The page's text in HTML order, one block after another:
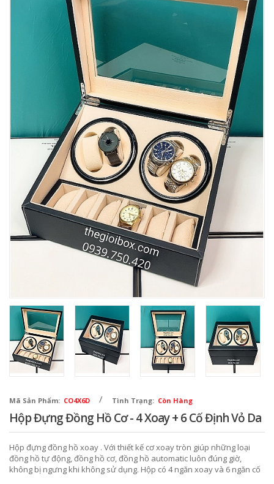
Mã Sản Phẩm: CO4X6D / Tình Trạng: Còn Hàng
Hộp Đựng Đồng Hồ Cơ - 4 Xoay + 6 Cố Định Vỏ Da
Hộp đựng đồng hồ xoay . Với thiết kế cơ xoay tròn giúp những loại
đồng hồ tự động, đồng hồ cơ, đồng hồ automatic luôn đúng giờ,
không bị ngưng khi không sử dụng. Hộp có 4 ngăn xoay và 6 ngăn cố